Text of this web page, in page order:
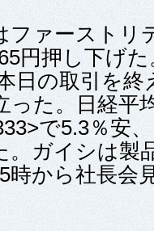
ファーストリ
円押し下げ
日の取引を終
った。日経平
で5.3％安
。ガイシは製
時から社長会